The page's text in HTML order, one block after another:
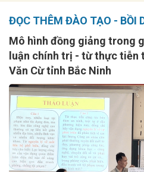
ĐỌC THÊM ĐÀO TẠO - BỒI
Mô hình đồng giảng trong
luận chính trị - từ thực tiễn
Văn Cừ tỉnh Bắc Ninh